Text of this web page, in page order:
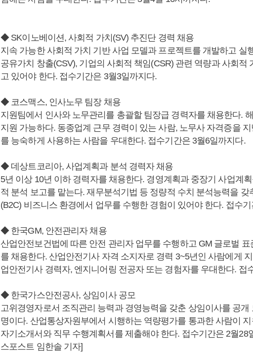
◆ SK이노베이션, 사회적 가치(SV) 추진단 경력 채용
지속 가능한 사회적 가치 기반 사업 모델과 프로젝트를 개발하고 실
공유가치 창출(CSV), 기업의 사회적 책임(CSR) 관련 역량과 사회적
고 있어야 한다. 접수기간은 3월3일까지다.
◆ 코스맥스, 인사노무 팀장 채용
지원팀에서 인사와 노무관리를 총괄할 팀장급 경력자를 채용한다.
지원 가능하다. 동종업계 근무 경력이 있는 사람, 노무사 자격증을
를 능숙하게 사용하는 사람을 우대한다. 접수기간은 3월6일까지다.
◆ 데상트코리아, 사업계획과 분석 경력자 채용
5년 이상 10년 이하 경력자를 채용한다. 경영계획과 중장기 사업계
적 분석 보고를 맡는다. 재무분석기법 등 정량적 수치 분석능력을 갖
(B2C) 비즈니스 환경에서 업무를 수행한 경험이 있어야 한다. 접수
◆ 한국GM, 안전관리자 채용
산업안전보건법에 따른 안전 관리자 업무를 수행하고 GM 글로벌
를 채용한다. 산업안전기사 자격 소지자로 경력 3~5년인 사람에게
업안전기사 경력자, 엔지니어링 전공자 또는 경험자를 우대한다. 접
◆ 한국가스안전공사, 상임이사 공모
고위경영자로서 조직관리 능력과 경영능력을 갖춘 상임이사를 공개
명이다. 산업통상자원부에서 시행하는 역량평가를 통과한 사람이
자기소개서와 직무 수행계획서를 제출해야 한다. 접수기간은 2월28
스포스트 임한솔 기자]